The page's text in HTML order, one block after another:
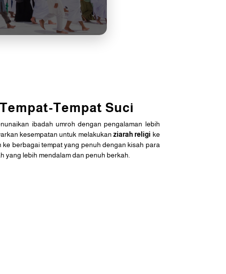
Tempat Suci
ibadah umroh dengan pengalaman lebih
kesempatan untuk melakukan ziarah religi ke
berbagai tempat yang penuh dengan kisah para
yang lebih mendalam dan penuh berkah.